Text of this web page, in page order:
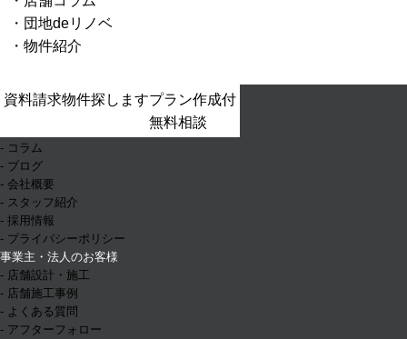
団地deリノベ
物件紹介
資料請求物件探しますプラン作成付
無料相談
- ホーム
- お知らせ
- コラム
- ブログ
- 会社概要
- スタッフ紹介
- 採用情報
- プライバシーポリシー
事業主・法人のお客様
- 店舗設計・施工
- 店舗施工事例
- よくある質問
- アフターフォロー